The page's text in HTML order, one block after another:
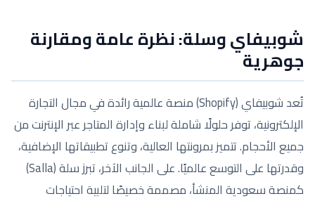
شوبيفاي وسلة: نظرة عامة ومقارنة
جوهرية
تُعد شوبيفاي (Shopify) منصة عالمية رائدة في مجال التجارة
الإلكترونية، توفر حلولًا شاملة لبناء وإدارة المتاجر عبر الإنترنت من
جميع الأحجام. تتميز بمرونتها العالية، وتنوع تطبيقاتها الإضافية،
وقدرتها على التوسع عالميًا. على الجانب الآخر، تبرز سلة (Salla)
كمنصة سعودية المنشأ، مصممة خصيصًا لتلبية احتياجات